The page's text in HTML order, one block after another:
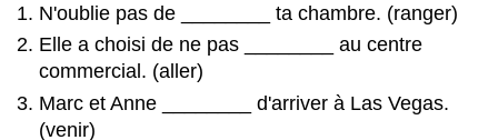
N'oublie pas de
ta chambre. (ranger)
Elle a choisi de ne pas
au centre
commercial. (aller)
Marc et Anne
d'arriver à Las Vegas.
(venir)